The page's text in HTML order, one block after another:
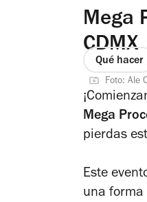
Mega
CDMX
Qué hacer
Foto: Ale
Mega
pierdas
Este
una forma